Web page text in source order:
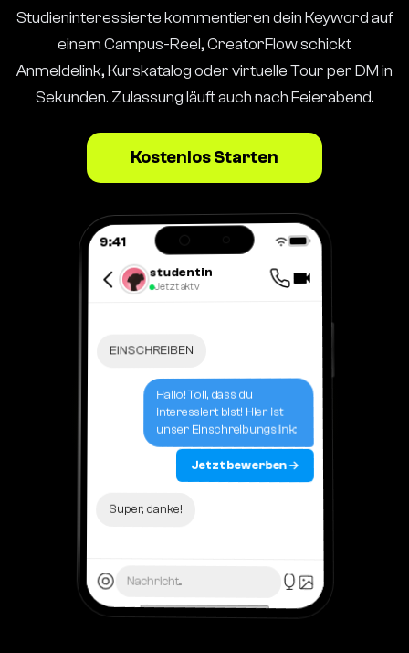
Studieninteressierte kommentieren dein Keyword auf
einem Campus-Reel, CreatorFlow schickt
Anmeldelink, Kurskatalog oder virtuelle Tour per DM in
Sekunden. Zulassung läuft auch nach Feierabend.
Kostenlos Starten
9:41
studentin
Jetzt aktiv
EINSCHREIBEN
Hallo! Toll, dass du
interessiert bist! Hier ist
unser Einschreibungslink:
Jetzt bewerben →
Super, danke!
Nachricht...